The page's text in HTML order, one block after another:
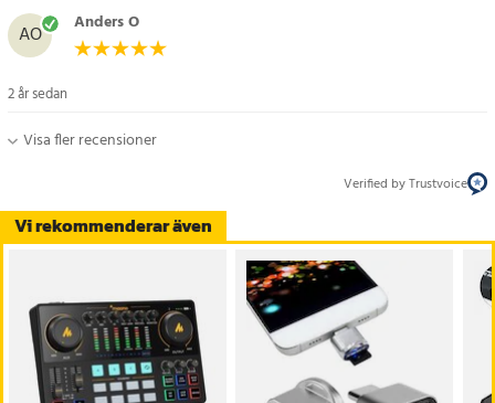
Vi rekommenderar även
AO Anders O
2 år sedan
Visa fler recensioner
Verified by Trustvoice